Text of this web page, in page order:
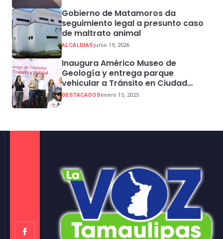
Gobierno de Matamoros da
seguimiento legal a presunto caso
de maltrato animal
ALCALDIASjunio 19, 2026
Inaugura Américo Museo de
Geología y entrega parque
vehicular a Tránsito en Ciudad
Madero
DESTACADOSenero 15, 2025